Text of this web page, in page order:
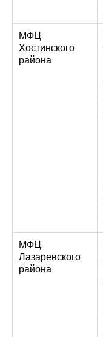
МФЦ
Хостинского
района
МФЦ
Лазаревского
района